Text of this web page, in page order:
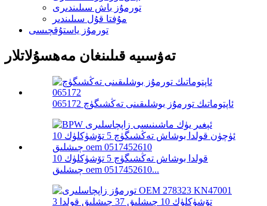
تورمۇز باش سىلىندىرى
مۇفتا قۇل سىلىندىر
تورمۇز ياستۇقچىسى
تەۋسىيە قىلىنغان مەھسۇلاتلار
ئاپتوماتىك تورمۇز بوشلىقىنى تەڭشىگۈچ 065172
قولدا بوشاش تەڭشىگۈچ 5 تۆشۈكلۈك 10
چىشلىق oem 0517452610...